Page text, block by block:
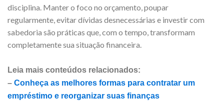
disciplina. Manter o foco no orçamento, poupar
regularmente, evitar dívidas desnecessárias e investir com
sabedoria são práticas que, com o tempo, transformam
completamente sua situação financeira.
Leia mais conteúdos relacionados:
– Conheça as melhores formas para contratar um
empréstimo e reorganizar suas finanças